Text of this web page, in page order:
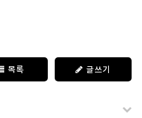
목록 글쓰기